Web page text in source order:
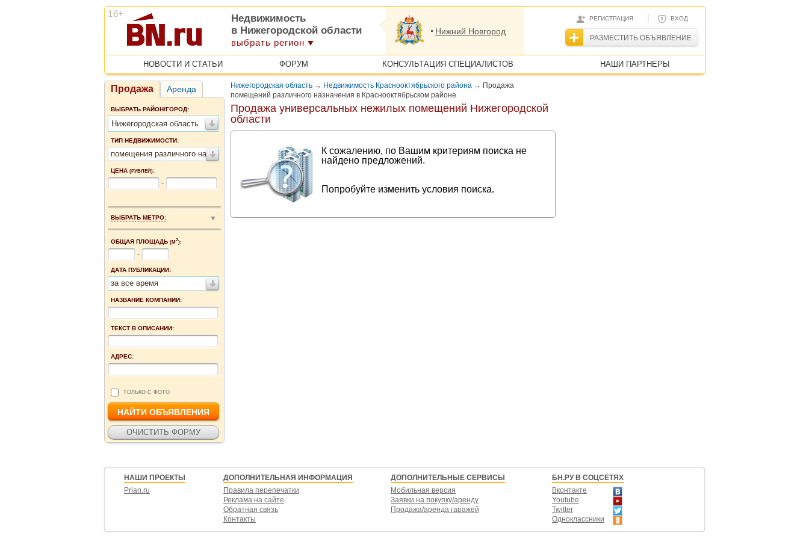
РЕГИСТРАЦИЯ | ВХОД
РАЗМЕСТИТЬ ОБЪЯВЛЕНИЕ
Недвижимость
в Нижегородской области
выбрать регион
Нижний Новгород
НОВОСТИ И СТАТЬИ ФОРУМ КОНСУЛЬТАЦИЯ СПЕЦИАЛИСТОВ НАШИ ПАРТНЕРЫ
Продажа Аренда
ВЫБРАТЬ РАЙОН/ГОРОД:
Нижегородская область
ТИП НЕДВИЖИМОСТИ:
помещения различного назначения
ЦЕНА (РУБЛЕЙ):
-
ВЫБРАТЬ МЕТРО:
ОБЩАЯ ПЛОЩАДЬ (М2):
-
ДАТА ПУБЛИКАЦИИ:
за все время
НАЗВАНИЕ КОМПАНИИ:
ТЕКСТ В ОПИСАНИИ:
АДРЕС:
ТОЛЬКО С ФОТО
Нижегородская область → Недвижимость Краснооктябрьского района → Продажа
помещений различного назначения в Краснооктябрьском районе
Продажа универсальных нежилых помещений Нижегородской
области
К сожалению, по Вашим критериям поиска не
найдено предложений.
Попробуйте изменить условия поиска.
НАШИ ПРОЕКТЫ
Prian.ru
ДОПОЛНИТЕЛЬНАЯ ИНФОРМАЦИЯ
Правила перепечатки
Реклама на сайте
Обратная связь
Контакты
ДОПОЛНИТЕЛЬНЫЕ СЕРВИСЫ
Мобильная версия
Заявки на покупку/аренду
Продажа/аренда гаражей
БН.РУ В СОЦСЕТЯХ
Вконтакте
Youtube
Twitter
Одноклассники